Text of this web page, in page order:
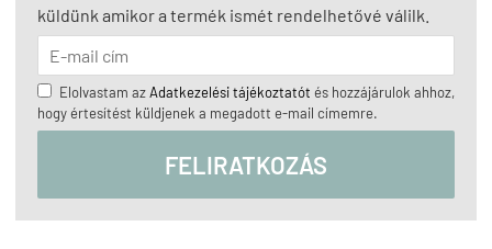
küldünk amikor a termék ismét rendelhetővé válilk.
Elolvastam azAdatkezelési tájékoztatót és hozzájárulok ahhoz,
hogy értesítést küldjenek a megadott e-mail címemre.
FELIRATKOZÁS